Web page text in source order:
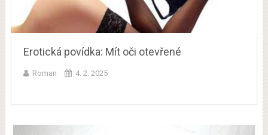
Erotická povídka: Mít oči otevřené
Roman 4. 2. 2025